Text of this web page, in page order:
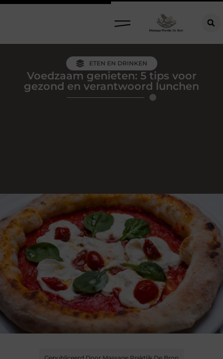
ETEN EN DRINKEN
Voedzaam genieten: 5 tips voor
gezond en verantwoord lunchen